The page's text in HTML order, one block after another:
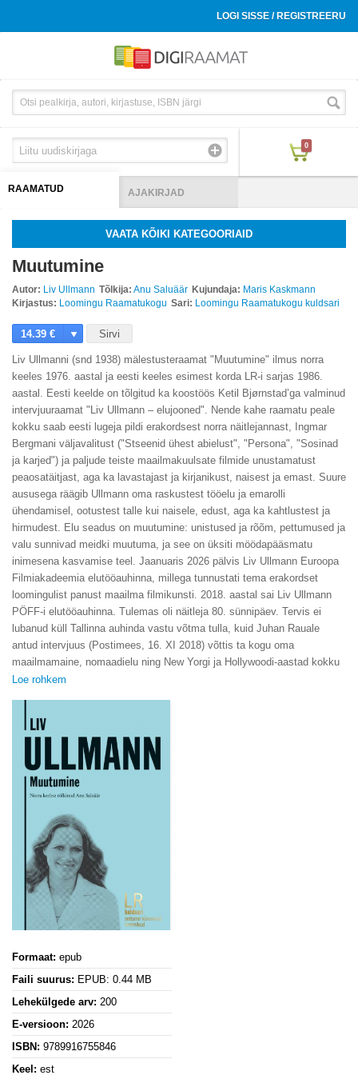
LOGI SISSE / REGISTREERU
0
RAAMATUD AJAKIRJAD
VAATA KÕIKI KATEGOORIAID
Muutumine
Autor: Liv Ullmann Tõlkija: Anu Saluäär Kujundaja: Maris Kaskmann
Kirjastus: Loomingu Raamatukogu Sari: Loomingu Raamatukogu kuldsari
14.39 € Sirvi
Liv Ullmanni (snd 1938) mälestusteraamat "Muutumine" ilmus norra
keeles 1976. aastal ja eesti keeles esimest korda LR-i sarjas 1986.
aastal. Eesti keelde on tõlgitud ka koostöös Ketil Bjørnstad’ga valminud
intervjuuraamat "Liv Ullmann – elujooned". Nende kahe raamatu peale
kokku saab eesti lugeja pildi erakordsest norra näitlejannast, Ingmar
Bergmani väljavalitust ("Stseenid ühest abielust", "Persona", "Sosinad
ja karjed") ja paljude teiste maailmakuulsate filmide unustamatust
peaosatäitjast, aga ka lavastajast ja kirjanikust, naisest ja emast. Suure
aususega räägib Ullmann oma raskustest tööelu ja emarolli
ühendamisel, ootustest talle kui naisele, edust, aga ka kahtlustest ja
hirmudest. Elu seadus on muutumine: unistused ja rõõm, pettumused ja
valu sunnivad meidki muutuma, ja see on üksiti möödapääsmatu
inimesena kasvamise teel. Jaanuaris 2026 pälvis Liv Ullmann Euroopa
Filmiakadeemia elutööauhinna, millega tunnustati tema erakordset
loomingulist panust maailma filmikunsti. 2018. aastal sai Liv Ullmann
PÖFF-i elutööauhinna. Tulemas oli näitleja 80. sünnipäev. Tervis ei
lubanud küll Tallinna auhinda vastu võtma tulla, kuid Juhan Rauale
antud intervjuus (Postimees, 16. XI 2018) võttis ta kogu oma
maailmamaine, nomaadielu ning New Yorgi ja Hollywoodi-aastad kokku
häbeliku tunnistusega, et eraisikuna on ta endiselt Liv Norrast,
Loe rohkem
Formaat: epub
Faili suurus: EPUB: 0.44 MB
Lehekülgede arv: 200
E-versioon: 2026
ISBN: 9789916755846
Keel: est